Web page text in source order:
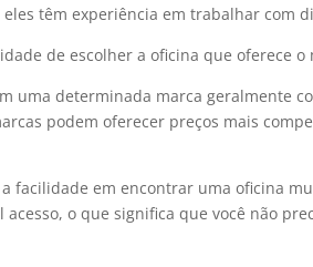
têm experiência em trabalhar com
de escolher a oficina que oferece
uma determinada marca geralmente
podem oferecer preços mais
facilidade em encontrar uma oficina
acesso, o que significa que você não